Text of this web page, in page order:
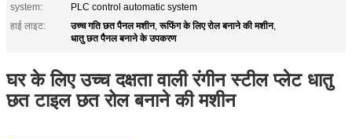
system:
PLC control automatic system
हाई लाइट:
उच्च गति छत पैनल मशीन,रूफिंग के लिए रोल बनाने की मशीन,
धातु छत पैनल बनाने के उपकरण
घर के लिए उच्च दक्षता वाली रंगीन स्टील प्लेट धातु
छत टाइल छत रोल बनाने की मशीन